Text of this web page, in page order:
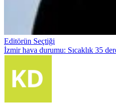
Editörün Seçtiği
İzmir hava durumu: Sıcaklık 35